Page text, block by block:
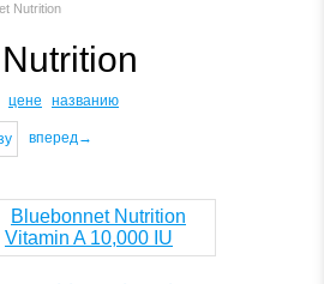
Nutrition
цене названию
вперед→